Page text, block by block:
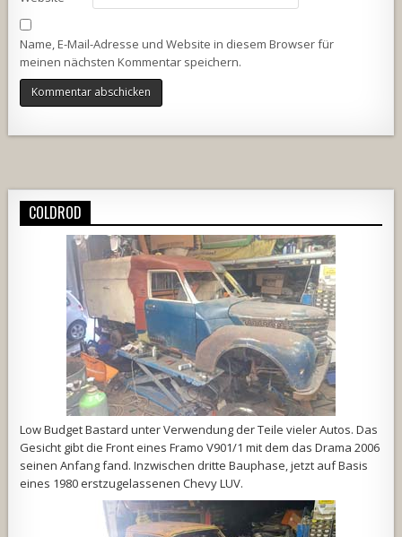
Name, E-Mail-Adresse und Website in diesem Browser für
meinen nächsten Kommentar speichern.
COLDROD
Low Budget Bastard unter Verwendung der Teile vieler Autos. Das
Gesicht gibt die Front eines Framo V901/1 mit dem das Drama 2006
seinen Anfang fand. Inzwischen dritte Bauphase, jetzt auf Basis
eines 1980 erstzugelassenen Chevy LUV.